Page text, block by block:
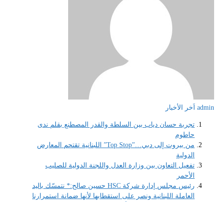
admin اَخر الأخبار
تجربة حسان دياب بين السلطة والقدر المصطنع بقلم ندى
حاطوم
من بيروت إلى دبي…”Top Stop” اللبنانية تقتحم المعارض
الدولية
تفعيل التعاون بين وزارة العدل واللجنة الدولية للصليب
الأحمر
رئيس مجلس إدارة شركة HSC حسين صالح:* نتمسّك باليد
العاملة اللبنانية ونصر على استقطابها لأنها ضمانة استمرارنا